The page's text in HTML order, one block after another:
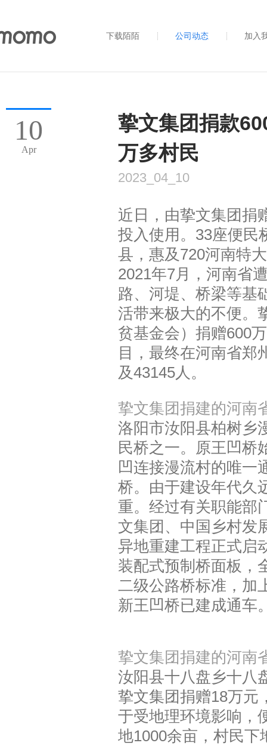
下载陌陌 公司动态 加入
10
Apr
挚文集团捐款
万多村民
2023_04_10
近日，由挚文集团捐
投入使用。33座便民
县，惠及720河南特
2021年7月，河南省
路、河堤、桥梁等基
活带来极大的不便。
贫基金会）捐赠600
目，最终在河南省郑
及43145人。
挚文集团捐建的河南
洛阳市汝阳县柏树乡
民桥之一。原王凹桥
凹连接漫流村的唯一
桥。由于建设年代久
重。经过有关职能部
文集团、中国乡村发
异地重建工程正式启
装配式预制桥面板，
二级公路桥标准，加
新王凹桥已建成通车
挚文集团捐建的河南
汝阳县十八盘乡十八
挚文集团捐赠18万元
于受地理环境影响，
地1000余亩，村民